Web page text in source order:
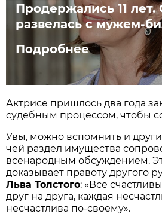
Продержались 11 лет.
развелась с мужем-
Подробнее
Актрисе пришлось два года
судебным процессом, чтобы
Увы, можно вспомнить и
чей раздел имущества
всенародным обсуждением.
доказывает правоту другого
Льва Толстого: «Все
друг на друга, каждая
несчастлива по-своему».